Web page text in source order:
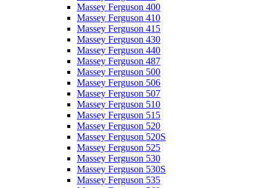
Massey Ferguson 400
Massey Ferguson 410
Massey Ferguson 415
Massey Ferguson 430
Massey Ferguson 440
Massey Ferguson 487
Massey Ferguson 500
Massey Ferguson 506
Massey Ferguson 507
Massey Ferguson 510
Massey Ferguson 515
Massey Ferguson 520
Massey Ferguson 520S
Massey Ferguson 525
Massey Ferguson 530
Massey Ferguson 530S
Massey Ferguson 535